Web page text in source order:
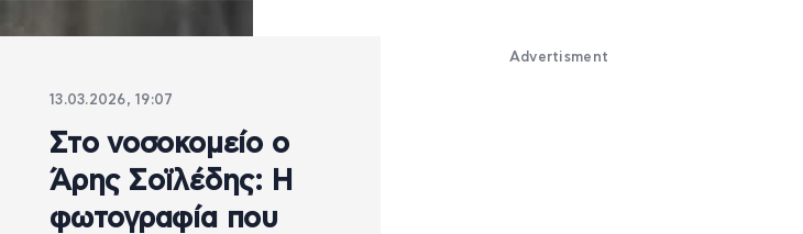
13.03.2026, 19:07
Στο νοσοκομείο ο
Άρης Σοϊλέδης: Η
φωτογραφία που
Advertisment